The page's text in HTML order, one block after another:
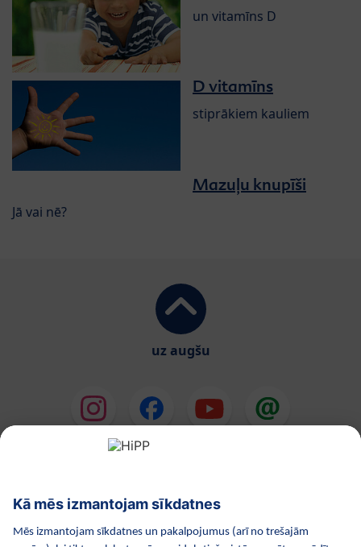
un vitamīns D
D vitamīns
stiprākiem kauliem
Mazuļu knupīši
Jā vai nē?
uz augšu
HiPP Mazuļa ēdināšana
HiPP Kosmētika
HiPP Grūtniecība